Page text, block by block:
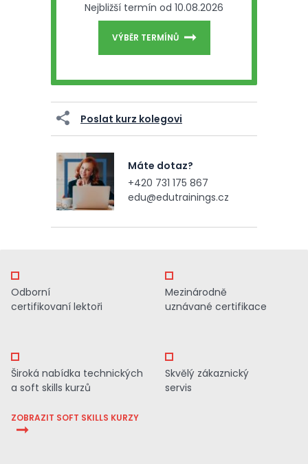
Nejbližší termín od 10.08.2026
VÝBĚR TERMÍNŮ
Poslat kurz kolegovi
Máte dotaz?
+420 731 175 867
edu@edutrainings.cz
Odborní
certifikovaní lektoři
Mezinárodně
uznávané certifikace
Široká nabídka technických
a soft skills kurzů
ZOBRAZIT SOFT SKILLS KURZY
Skvělý zákaznický
servis